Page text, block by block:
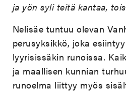
ja yön syli teitä kantaa,
Nelisäe tuntuu olevan
perusyksikkö, joka
lyyrisissäkin runoissa.
ja maallisen kunnian
runoelma liittyy myös